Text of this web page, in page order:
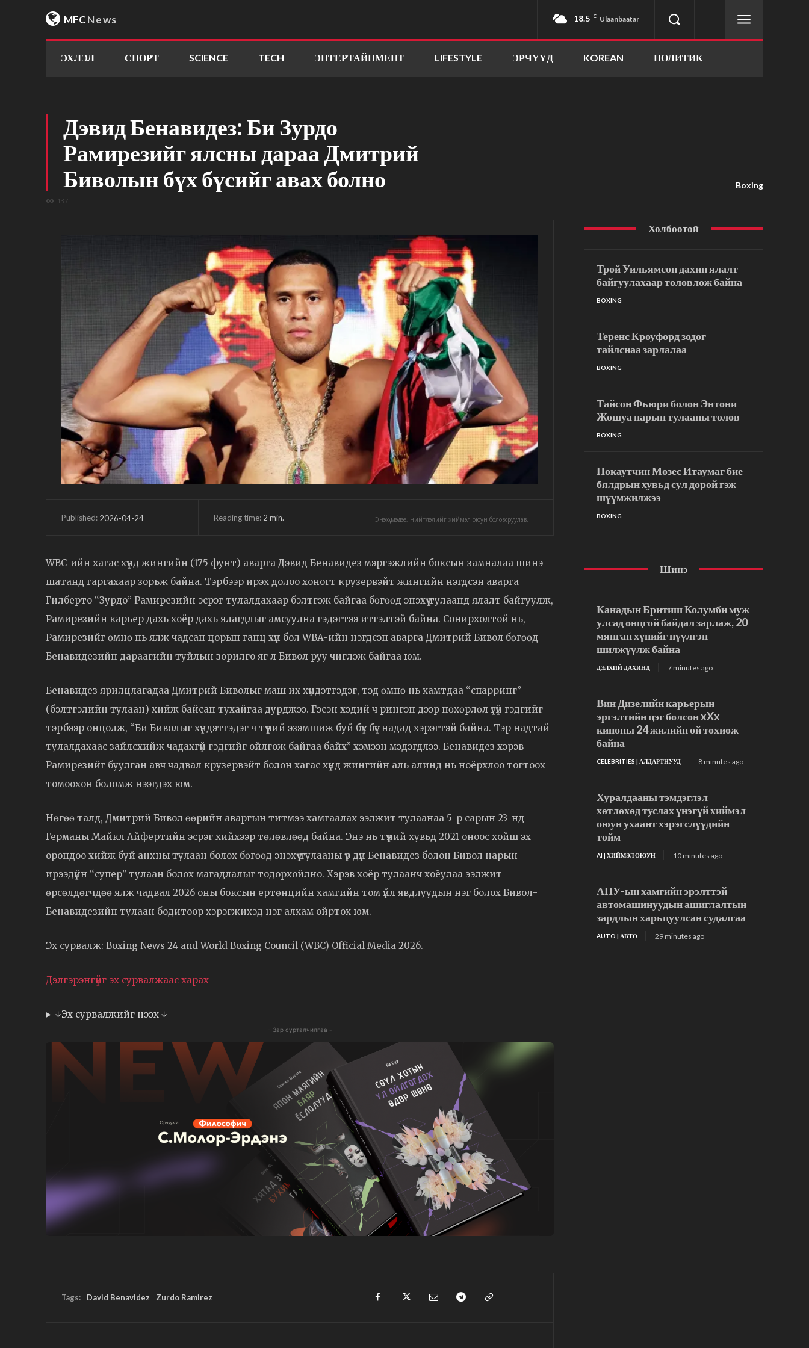
MFCNews 18.5 C Ulaanbaatar
ЭХЛЭЛ СПОРТ SCIENCE TECH ЭНТЕРТАЙНМЕНТ LIFESTYLE ЭРЧҮҮД KOREAN ПОЛИТИК
Дэвид Бенавидез: Би Зурдо
Рамирезийг ялсны дараа Дмитрий
Биволын бүх бүсийг авах болно
137
Boxing
Published: 2026-04-24 Reading time: 2 min. Энэхүү мэдээ, нийтлэлийг хиймэл оюун боловсруулав.
WBC-ийн хагас хүнд жингийн (175 фунт) аварга Дэвид Бенавидез мэргэжлийн боксын замналаа шинэ
шатанд гаргахаар зорьж байна. Тэрбээр ирэх долоо хоногт крузервэйт жингийн нэгдсэн аварга
Гилберто “Зурдо” Рамирезийн эсрэг тулалдахаар бэлтгэж байгаа бөгөөд энэхүү тулаанд ялалт байгуулж,
Рамирезийн карьер дахь хоёр дахь ялагдлыг амсуулна гэдэгтээ итгэлтэй байна. Сонирхолтой нь,
Рамирезийг өмнө нь ялж чадсан цорын ганц хүн бол WBA-ийн нэгдсэн аварга Дмитрий Бивол бөгөөд
Бенавидезийн дараагийн туйлын зорилго яг л Бивол руу чиглэж байгаа юм.
Бенавидез ярилцлагадаа Дмитрий Биволыг маш их хүндэтгэдэг, тэд өмнө нь хамтдаа “спарринг”
(бэлтгэлийн тулаан) хийж байсан тухайгаа дурджээ. Гэсэн хэдий ч рингэн дээр нөхөрлөл үгүй гэдгийг
тэрбээр онцолж, “Би Биволыг хүндэтгэдэг ч түүний эзэмшиж буй бүх бүс надад хэрэгтэй байна. Тэр надтай
тулалдахаас зайлсхийж чадахгүй гэдгийг ойлгож байгаа байх” хэмээн мэдэгдлээ. Бенавидез хэрэв
Рамирезийг буулган авч чадвал крузервэйт болон хагас хүнд жингийн аль алинд нь ноёрхлоо тогтоох
томоохон боломж нээгдэх юм.
Нөгөө талд, Дмитрий Бивол өөрийн аваргын титмээ хамгаалах ээлжит тулаанаа 5-р сарын 23-нд
Германы Майкл Айфертийн эсрэг хийхээр төлөвлөөд байна. Энэ нь түүний хувьд 2021 оноос хойш эх
орондоо хийж буй анхны тулаан болох бөгөөд энэхүү тулааны үр дүн Бенавидез болон Бивол нарын
ирээдүйн “супер” тулаан болох магадлалыг тодорхойлно. Хэрэв хоёр тулаанч хоёулаа ээлжит
өрсөлдөгчдөө ялж чадвал 2026 оны боксын ертөнцийн хамгийн том үйл явдлуудын нэг болох Бивол-
Бенавидезийн тулаан бодитоор хэрэгжихэд нэг алхам ойртох юм.
Эх сурвалж: Boxing News 24 and World Boxing Council (WBC) Official Media 2026.
Дэлгэрэнгүйг эх сурвалжаас харах
↓Эх сурвалжийг нээх ↓
- Зар сурталчилгаа -
Tags: David Benavidez Zurdo Ramirez
Холбоотой
Трой Уильямсон дахин ялалт
байгуулахаар төлөвлөж байна
BOXING
Теренс Кроуфорд зодог
тайлснаа зарлалаа
BOXING
Тайсон Фьюри болон Энтони
Жошуа нарын тулааны төлөв
BOXING
Нокаутчин Мозес Итаумаг бие
бялдрын хувьд сул дорой гэж
шүүмжилжээ
BOXING
Шинэ
Канадын Бритиш Колумби муж
улсад онцгой байдал зарлаж, 20
мянган хүнийг нүүлгэн
шилжүүлж байна
ДЭЛХИЙ ДАХИНД 7 minutes ago
Вин Дизелийн карьерын
эргэлтийн цэг болсон xXx
киноны 24 жилийн ой тохиож
байна
CELEBRITIES | АЛДАРТНУУД 8 minutes ago
Хуралдааны тэмдэглэл
хөтлөхөд туслах үнэгүй хиймэл
оюун ухаант хэрэгслүүдийн
тойм
AI | ХИЙМЭЛ ОЮУН 10 minutes ago
АНУ-ын хамгийн эрэлттэй
автомашинуудын ашиглалтын
зардлын харьцуулсан судалгаа
AUTO | АВТО 29 minutes ago